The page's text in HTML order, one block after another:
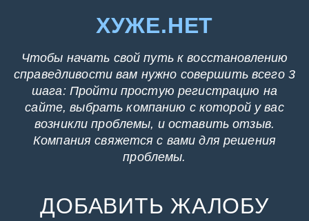
ХУЖЕ.НЕТ
Чтобы начать свой путь к восстановлению
справедливости вам нужно совершить всего 3
шага: Пройти простую регистрацию на
сайте, выбрать компанию с которой у вас
возникли проблемы, и оставить отзыв.
Компания свяжется с вами для решения
проблемы.
ДОБАВИТЬ ЖАЛОБУ